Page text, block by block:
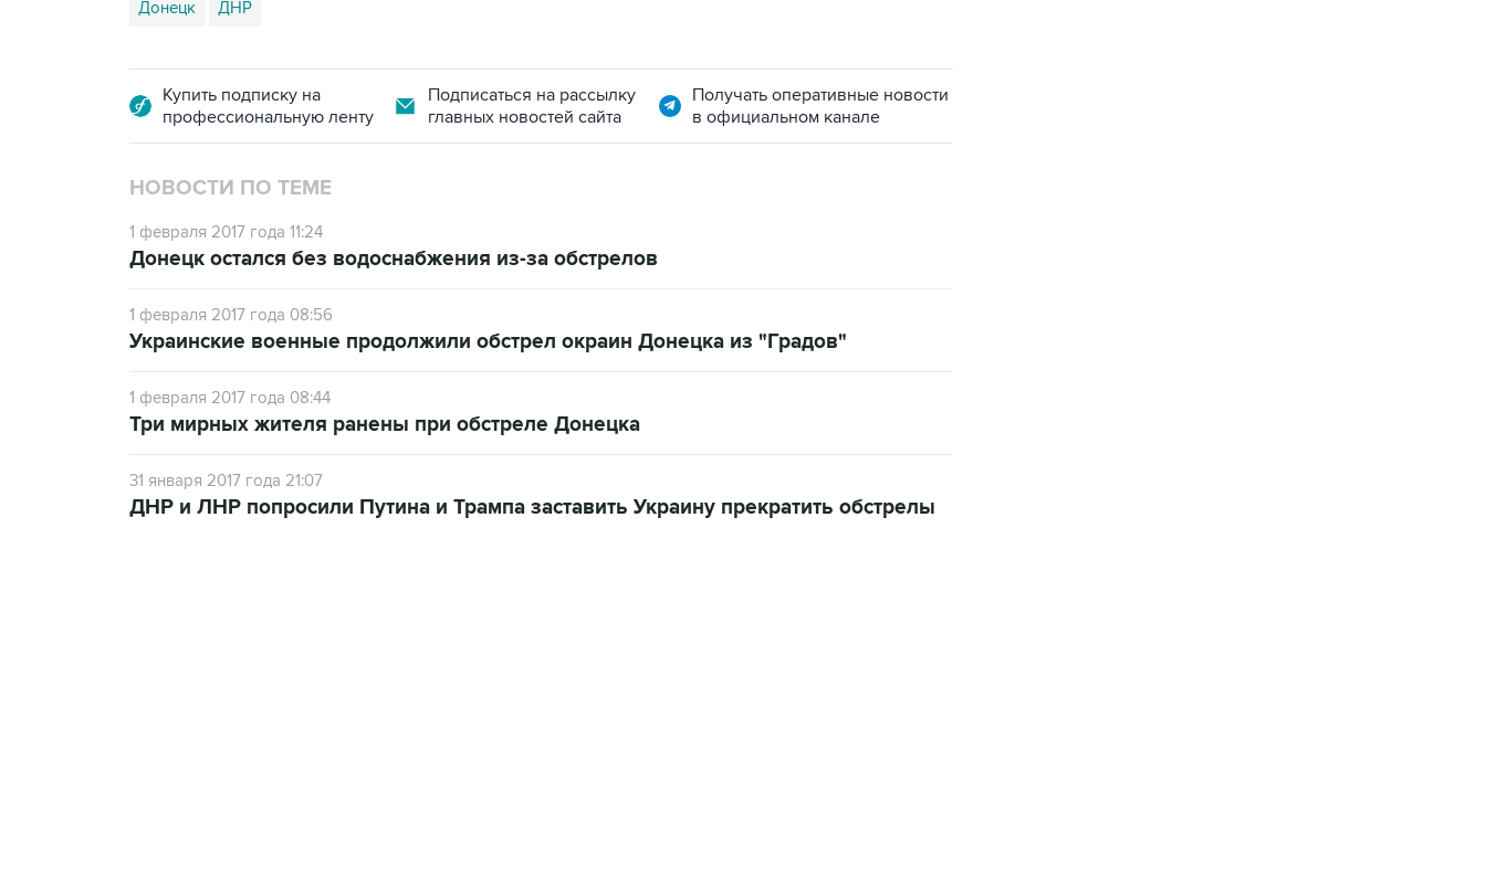
Донецк ДНР
Купить подписку на
профессиональную ленту
Подписаться на рассылку
главных новостей сайта
Получать оперативные новости
в официальном канале
НОВОСТИ ПО ТЕМЕ
1 февраля 2017 года 11:24
Донецк остался без водоснабжения из-за обстрелов
1 февраля 2017 года 08:56
Украинские военные продолжили обстрел окраин Донецка из "Градов"
1 февраля 2017 года 08:44
Три мирных жителя ранены при обстреле Донецка
31 января 2017 года 21:07
ДНР и ЛНР попросили Путина и Трампа заставить Украину прекратить обстрелы